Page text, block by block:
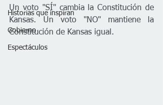
Historias que inspiran
Gobierno
Espectáculos
Un voto "SÍ" cambia la Constitución de
Kansas. Un voto "NO" mantiene la
Constitución de Kansas igual.